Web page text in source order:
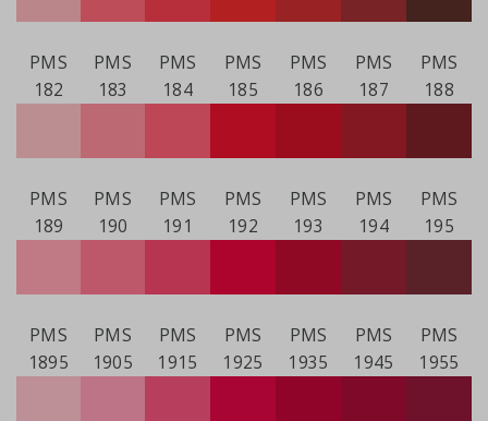
PMS
182
PMS
183
PMS
184
PMS
185
PMS
186
PMS
187
PMS
188
PMS
189
PMS
190
PMS
191
PMS
192
PMS
193
PMS
194
PMS
195
PMS
1895
PMS
1905
PMS
1915
PMS
1925
PMS
1935
PMS
1945
PMS
1955